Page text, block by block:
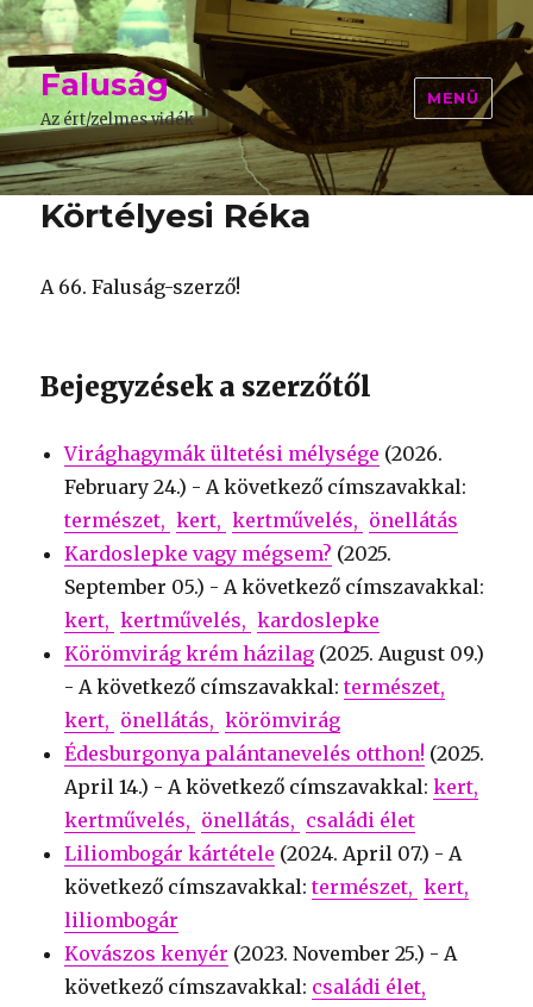
Faluság
Az ért/zelmes vidék
MENÜ
Körtélyesi Réka
A 66. Faluság-szerző!
Bejegyzések a szerzőtől
Virághagymák ültetési mélysége (2026.
February 24.) - A következő címszavakkal:
természet
kert kertművelés
önellátás
Kardoslepke vagy mégsem? (2025.
September 05.) - A következő címszavakkal:
kert
kertművelés
kardoslepke
Körömvirág krém házilag (2025. August 09.)
- A következő címszavakkal:természet
kert
önellátás
körömvirág
Édesburgonya palántanevelés otthon! (2025.
April 14.) - A következő címszavakkal:kert
kertművelés
önellátás
családi élet
Liliombogár kártétele (2024. April 07.) - A
következő címszavakkal:természet
kert
liliombogár
Kovászos kenyér (2023. November 25.) - A
következő címszavakkal: családi élet